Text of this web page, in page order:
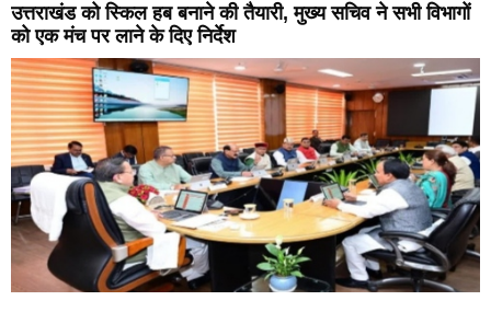
उत्तराखंड को स्किल हब बनाने की तैयारी, मुख्य सचिव ने सभी विभागों
को एक मंच पर लाने के दिए निर्देश